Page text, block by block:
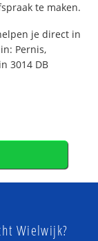
te maken.
je direct in
Pernis,
3014 DB
Wielwijk?